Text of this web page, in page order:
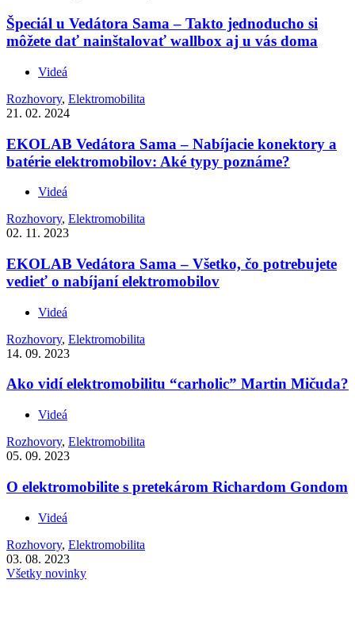
Špeciál u Vedátora Sama – Takto jednoducho si
môžete dať nainštalovať wallbox aj u vás doma
Videá
Rozhovory, Elektromobilita
21. 02. 2024
EKOLAB Vedátora Sama – Nabíjacie konektory a
batérie elektromobilov: Aké typy poznáme?
Videá
Rozhovory, Elektromobilita
02. 11. 2023
EKOLAB Vedátora Sama – Všetko, čo potrebujete
vedieť o nabíjaní elektromobilov
Videá
Rozhovory, Elektromobilita
14. 09. 2023
Ako vidí elektromobilitu “carholic” Martin Mičuda?
Videá
Rozhovory, Elektromobilita
05. 09. 2023
O elektromobilite s pretekárom Richardom Gondom
Videá
Rozhovory, Elektromobilita
03. 08. 2023
Všetky novinky